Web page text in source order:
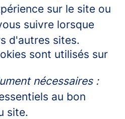
sur le site ou
suivre lorsque
d'autres sites.
sont utilisés sur
nécessaires :
au bon
site.